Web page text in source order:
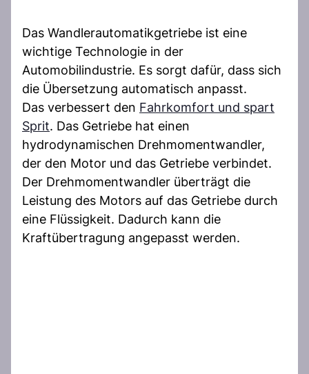
Das Wandlerautomatikgetriebe ist eine
wichtige Technologie in der
Automobilindustrie. Es sorgt dafür, dass sich
die Übersetzung automatisch anpasst.
Das verbessert den Fahrkomfort und spart
Sprit. Das Getriebe hat einen
hydrodynamischen Drehmomentwandler,
der den Motor und das Getriebe verbindet.
Der Drehmomentwandler überträgt die
Leistung des Motors auf das Getriebe durch
eine Flüssigkeit. Dadurch kann die
Kraftübertragung angepasst werden.